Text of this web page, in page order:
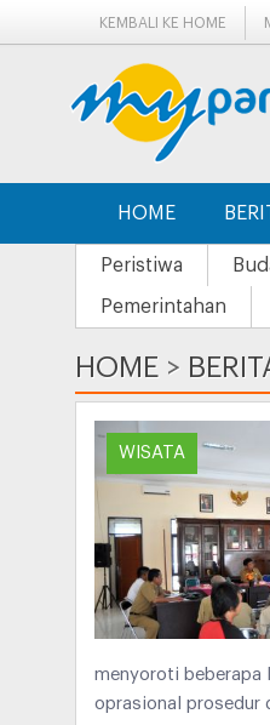
KEMBALI KE HOME
HOME
Peristiwa
Pemerintahan
HOME >
WISATA
menyoroti beberapa
oprasional prosedur